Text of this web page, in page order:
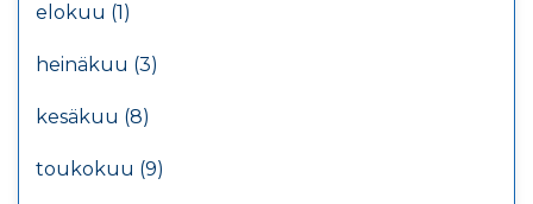
elokuu (1)
heinäkuu (3)
kesäkuu (8)
toukokuu (9)